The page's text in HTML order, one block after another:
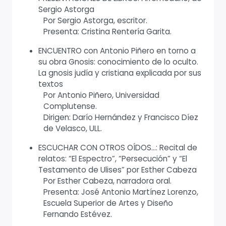
Sergio Astorga
Por Sergio Astorga, escritor.
Presenta: Cristina Rentería Garita.
ENCUENTRO con Antonio Piñero en torno a
su obra Gnosis: conocimiento de lo oculto.
La gnosis judía y cristiana explicada por sus
textos
Por Antonio Piñero, Universidad
Complutense.
Dirigen: Darío Hernández y Francisco Díez
de Velasco, ULL.
ESCUCHAR CON OTROS OÍDOS…: Recital de
relatos: “El Espectro”, “Persecución” y “El
Testamento de Ulises” por Esther Cabeza
Por Esther Cabeza, narradora oral.
Presenta: José Antonio Martínez Lorenzo,
Escuela Superior de Artes y Diseño
Fernando Estévez.